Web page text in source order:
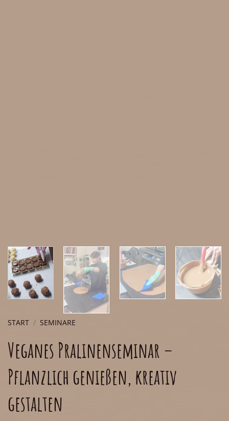
START / SEMINARE
Veganes Pralinenseminar –
Pflanzlich genießen, kreativ
gestalten